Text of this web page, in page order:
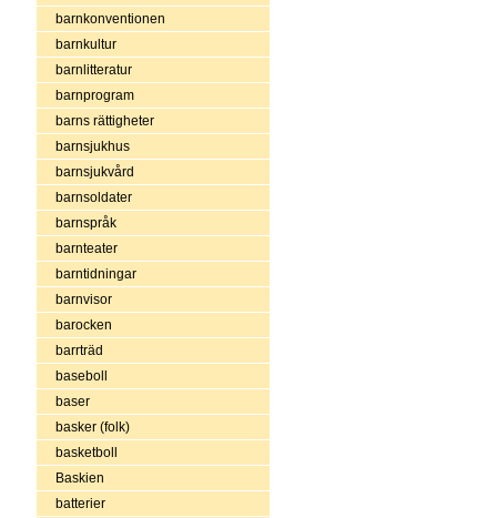
barnkonventionen
barnkultur
barnlitteratur
barnprogram
barns rättigheter
barnsjukhus
barnsjukvård
barnsoldater
barnspråk
barnteater
barntidningar
barnvisor
barocken
barrträd
baseboll
baser
basker (folk)
basketboll
Baskien
batterier